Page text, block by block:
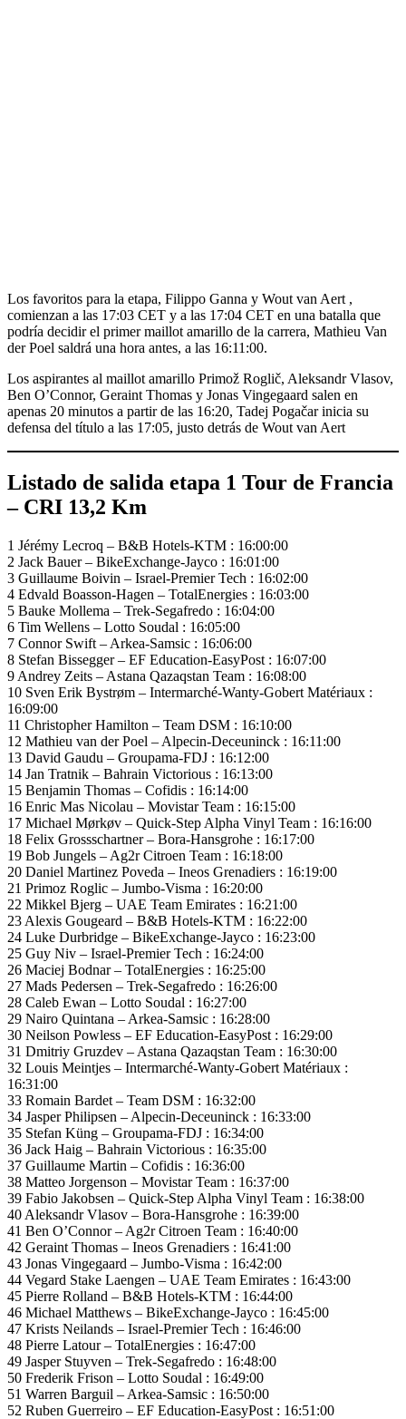
Los favoritos para la etapa, Filippo Ganna y Wout van Aert ,
comienzan a las 17:03 CET y a las 17:04 CET en una batalla que
podría decidir el primer maillot amarillo de la carrera, Mathieu Van
der Poel saldrá una hora antes, a las 16:11:00.
Los aspirantes al maillot amarillo Primož Roglič, Aleksandr Vlasov,
Ben O’Connor, Geraint Thomas y Jonas Vingegaard salen en
apenas 20 minutos a partir de las 16:20, Tadej Pogačar inicia su
defensa del título a las 17:05, justo detrás de Wout van Aert
Listado de salida etapa 1 Tour de Francia
– CRI 13,2 Km
1 Jérémy Lecroq – B&B Hotels-KTM : 16:00:00
2 Jack Bauer – BikeExchange-Jayco : 16:01:00
3 Guillaume Boivin – Israel-Premier Tech : 16:02:00
4 Edvald Boasson-Hagen – TotalEnergies : 16:03:00
5 Bauke Mollema – Trek-Segafredo : 16:04:00
6 Tim Wellens – Lotto Soudal : 16:05:00
7 Connor Swift – Arkea-Samsic : 16:06:00
8 Stefan Bissegger – EF Education-EasyPost : 16:07:00
9 Andrey Zeits – Astana Qazaqstan Team : 16:08:00
10 Sven Erik Bystrøm – Intermarché-Wanty-Gobert Matériaux :
16:09:00
11 Christopher Hamilton – Team DSM : 16:10:00
12 Mathieu van der Poel – Alpecin-Deceuninck : 16:11:00
13 David Gaudu – Groupama-FDJ : 16:12:00
14 Jan Tratnik – Bahrain Victorious : 16:13:00
15 Benjamin Thomas – Cofidis : 16:14:00
16 Enric Mas Nicolau – Movistar Team : 16:15:00
17 Michael Mørkøv – Quick-Step Alpha Vinyl Team : 16:16:00
18 Felix Grossschartner – Bora-Hansgrohe : 16:17:00
19 Bob Jungels – Ag2r Citroen Team : 16:18:00
20 Daniel Martinez Poveda – Ineos Grenadiers : 16:19:00
21 Primoz Roglic – Jumbo-Visma : 16:20:00
22 Mikkel Bjerg – UAE Team Emirates : 16:21:00
23 Alexis Gougeard – B&B Hotels-KTM : 16:22:00
24 Luke Durbridge – BikeExchange-Jayco : 16:23:00
25 Guy Niv – Israel-Premier Tech : 16:24:00
26 Maciej Bodnar – TotalEnergies : 16:25:00
27 Mads Pedersen – Trek-Segafredo : 16:26:00
28 Caleb Ewan – Lotto Soudal : 16:27:00
29 Nairo Quintana – Arkea-Samsic : 16:28:00
30 Neilson Powless – EF Education-EasyPost : 16:29:00
31 Dmitriy Gruzdev – Astana Qazaqstan Team : 16:30:00
32 Louis Meintjes – Intermarché-Wanty-Gobert Matériaux :
16:31:00
33 Romain Bardet – Team DSM : 16:32:00
34 Jasper Philipsen – Alpecin-Deceuninck : 16:33:00
35 Stefan Küng – Groupama-FDJ : 16:34:00
36 Jack Haig – Bahrain Victorious : 16:35:00
37 Guillaume Martin – Cofidis : 16:36:00
38 Matteo Jorgenson – Movistar Team : 16:37:00
39 Fabio Jakobsen – Quick-Step Alpha Vinyl Team : 16:38:00
40 Aleksandr Vlasov – Bora-Hansgrohe : 16:39:00
41 Ben O’Connor – Ag2r Citroen Team : 16:40:00
42 Geraint Thomas – Ineos Grenadiers : 16:41:00
43 Jonas Vingegaard – Jumbo-Visma : 16:42:00
44 Vegard Stake Laengen – UAE Team Emirates : 16:43:00
45 Pierre Rolland – B&B Hotels-KTM : 16:44:00
46 Michael Matthews – BikeExchange-Jayco : 16:45:00
47 Krists Neilands – Israel-Premier Tech : 16:46:00
48 Pierre Latour – TotalEnergies : 16:47:00
49 Jasper Stuyven – Trek-Segafredo : 16:48:00
50 Frederik Frison – Lotto Soudal : 16:49:00
51 Warren Barguil – Arkea-Samsic : 16:50:00
52 Ruben Guerreiro – EF Education-EasyPost : 16:51:00